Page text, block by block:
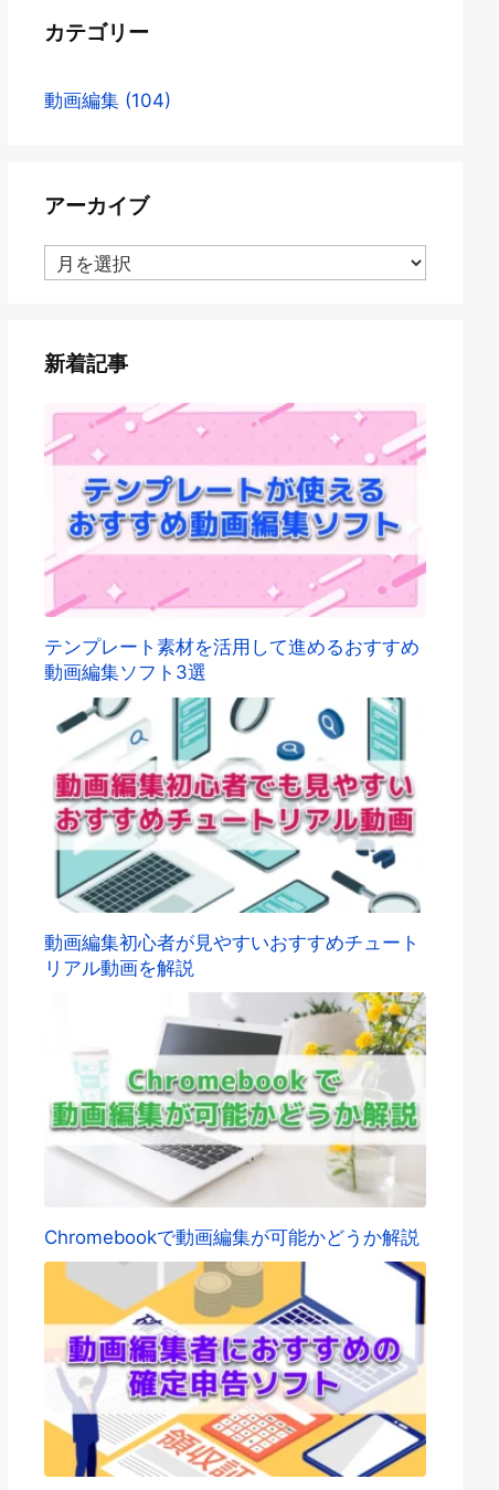
カテゴリー
動画編集 (104)
アーカイブ
ア
ー
ブ
新着記事
テンプレート素材を活用して進めるおすすめ
動画編集ソフト3選
動画編集初心者が見やすいおすすめチュート
リアル動画を解説
Chromebookで動画編集が可能かどうか解説